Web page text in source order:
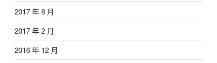
2017 年 8 月
2017 年 2 月
2016 年 12 月